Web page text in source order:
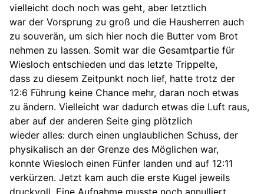
vielleicht doch noch was geht, aber letztlich
war der Vorsprung zu groß und die Hausherren auch
zu souverän, um sich hier noch die Butter vom Brot
nehmen zu lassen. Somit war die Gesamtpartie für
Wiesloch entschieden und das letzte Trippelte,
dass zu diesem Zeitpunkt noch lief, hatte trotz der
12:6 Führung keine Chance mehr, daran noch etwas
zu ändern. Vielleicht war dadurch etwas die Luft raus,
aber auf der anderen Seite ging plötzlich
wieder alles: durch einen unglaublichen Schuss, der
physikalisch an der Grenze des Möglichen war,
konnte Wiesloch einen Fünfer landen und auf 12:11
verkürzen. Jetzt kam auch die erste Kugel jeweils
druckvoll. Eine Aufnahme musste noch annulliert